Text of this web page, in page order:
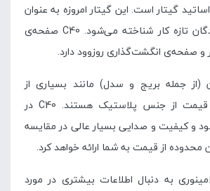
گیتار است. این گیتار امروزه به عنوان
انتخاب اصلی نوازندگان تازه کار شناخته می‌شود. C40 صفحه‌ی
صفحه‌ی انگشت‌گذاری روزوود دارد.
(از جمله بریج و سدل) مانند بسیاری از
گیتارهای این رنج قیمت از جنس پلاستیک هستند. C40 در
و کیفیت و صدایی بسیار عالی در مقایسه
محدوده از قیمت به شما ارائه خواهد کرد.
به دنبال اطلاعات بیشتری در مورد